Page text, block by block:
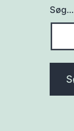
Søg…